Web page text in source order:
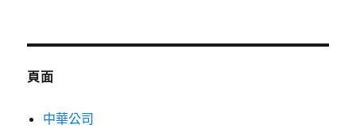
鍵
頁面
中華公司